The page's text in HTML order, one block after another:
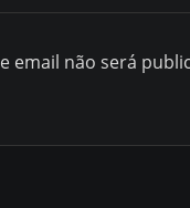
email não será